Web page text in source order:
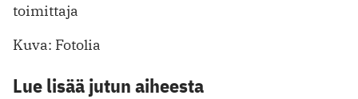
toimittaja
Kuva: Fotolia
Lue lisää jutun aiheesta